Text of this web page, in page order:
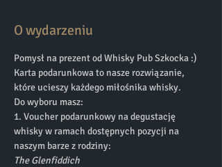
O wydarzeniu
Pomysł na prezent od Whisky Pub Szkocka :)
Karta podarunkowa to nasze rozwiązanie,
które ucieszy każdego miłośnika whisky.
Do wyboru masz:
1. Voucher podarunkowy na degustację
whisky w ramach dostępnych pozycji na
naszym barze z rodziny:
The Glenfiddich